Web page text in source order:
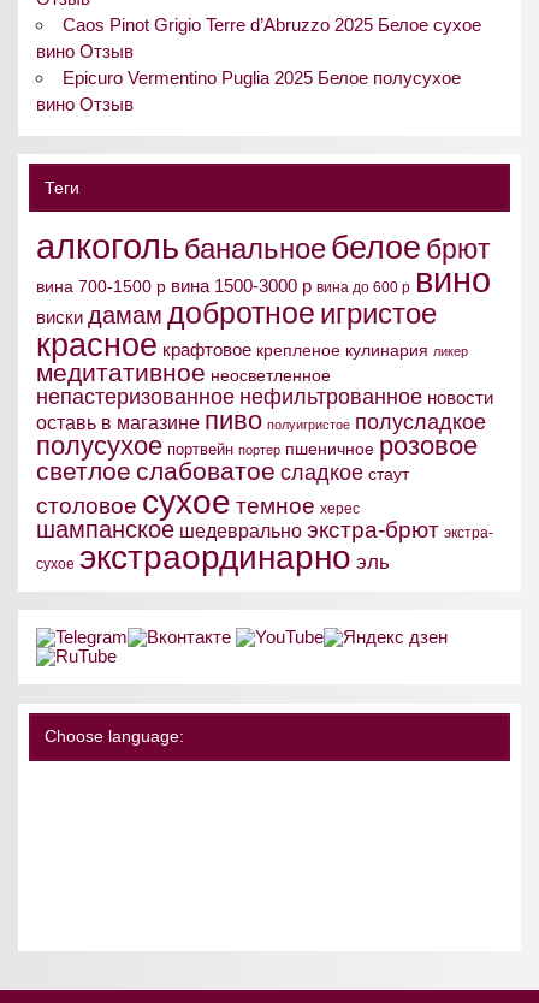
Caos Pinot Grigio Terre d’Abruzzo 2025 Белое сухое
вино Отзыв
Epicuro Vermentino Puglia 2025 Белое полусухое
вино Отзыв
Теги
алкоголь банальноебелое брют
вина 700-1500 р вина 1500-3000 р вина до 600 р вино
виски дамам добротное игристое
красное крафтовое крепленое кулинария ликер
медитативное неосветленное
непастеризованное нефильтрованное новости
оставь в магазине пиво полуигристое полусладкое
полусухое портвейн портер пшеничное розовое
светлое слабоватое сладкое стаут
столовое сухое темное херес
шампанское шедеврально экстра-брют экстра-
сухое экстраординарно эль
Choose language: